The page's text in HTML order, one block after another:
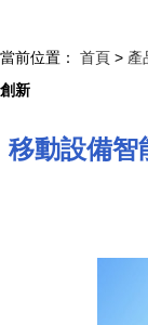
當前位置： 首頁 > 產
創新
移動設備智